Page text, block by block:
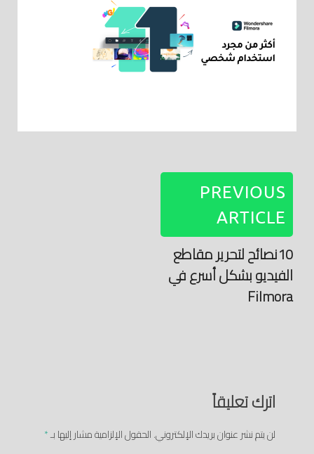
PREVIOUS
ARTICLE
10نصائح لتحرير مقاطع
الفيديو بشكل أسرع في
Filmora
اترك تعليقاً
لن يتم نشر عنوان بريدك الإلكتروني.الحقول الإلزامية مشار إليها بـ*